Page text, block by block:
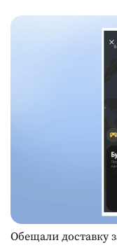
Обещали доставку